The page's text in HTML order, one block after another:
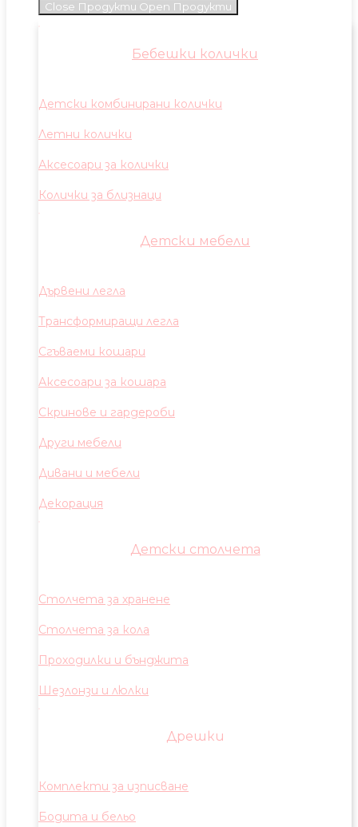
Close Продукти Open Продукти
Бебешки колички
Детски комбинирани колички
Летни колички
Аксесоари за колички
Колички за близнаци
Детски мебели
Дървени легла
Трансформиращи легла
Сгъваеми кошари
Аксесоари за кошара
Скринове и гардероби
Други мебели
Дивани и мебели
Декорация
Детски столчета
Столчета за хранене
Столчета за кола
Проходилки и бънджита
Шезлонзи и люлки
Дрешки
Комплекти за изписване
Бодита и бельо